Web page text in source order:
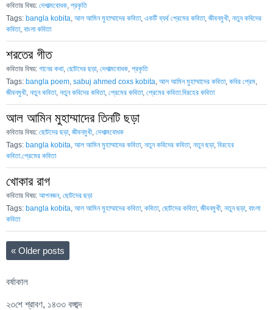
কবিতার বিষয়: দেশাত্মবোধক, প্রকৃতি
Tags: bangla kobita, আল আমিন মুহাম্মাদের কবিতা, একটি ব্যর্থ প্রেমের কবিতা, জীবনমুখী, নতুন কবিদের
কবিতা, বাংলা কবিতা
শরতের গীত
কবিতার বিষয়: গানের কথা, ছোটদের ছড়া, দেশাত্মবোধক প্রকৃতি
Tags: bangla poem, sabuj ahmed coxs kobita, আল আমিন মুহাম্মাদের কবিতা, কবির প্রেম,
জীবনমুখী, নতুন কবিতা, নতুন কবিদের কবিতা, প্রেমের কবিতা, প্রেমের কবিতা.বিরহের কবিতা
আল আমিন মুহাম্মাদের তিনটি ছড়া
কবিতার বিষয়: ছোটদের ছড়া, জীবনমুখী দেশাত্মবোধক
Tags: bangla kobita, আল আমিন মুহাম্মাদের কবিতা, নতুন কবিদের কবিতা, নতুন ছড়া, বিরহের
কবিতা.প্রেমের কবিতা
খোকার রাগ
কবিতার বিষয়: আপনজন, ছোটদের ছড়া
Tags: bangla kobita, আল আমিন মুহাম্মাদের কবিতা, কবিতা, ছোটদের কবিতা, জীবনমুখী, নতুন ছড়া, বাংলা
কবিতা
« Older posts
বর্ষাকাল
২৩শে শ্রাবণ, ১৪৩৩ বঙ্গাব্দ